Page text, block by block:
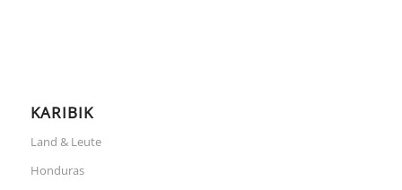
KARIBIK
Land & Leute
Honduras